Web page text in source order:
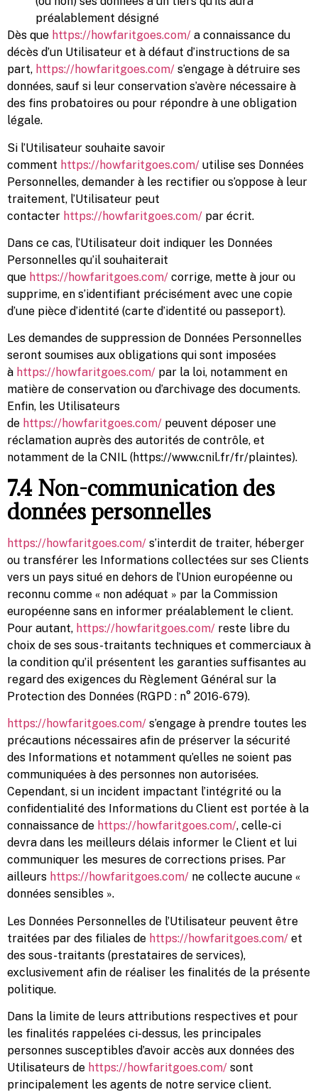
préalablement désigné
Dès que https://howfaritgoes.com/ a connaissance du
décès d’un Utilisateur et à défaut d’instructions de sa
part, https://howfaritgoes.com/ s’engage à détruire ses
données, sauf si leur conservation s’avère nécessaire à
des fins probatoires ou pour répondre à une obligation
légale.
Si l’Utilisateur souhaite savoir
comment https://howfaritgoes.com/ utilise ses Données
Personnelles, demander à les rectifier ou s’oppose à leur
traitement, l’Utilisateur peut
contacter https://howfaritgoes.com/ par écrit.
Dans ce cas, l’Utilisateur doit indiquer les Données
Personnelles qu’il souhaiterait
que https://howfaritgoes.com/ corrige, mette à jour ou
supprime, en s’identifiant précisément avec une copie
d’une pièce d’identité (carte d’identité ou passeport).
Les demandes de suppression de Données Personnelles
seront soumises aux obligations qui sont imposées
à https://howfaritgoes.com/ par la loi, notamment en
matière de conservation ou d’archivage des documents.
Enfin, les Utilisateurs
de https://howfaritgoes.com/ peuvent déposer une
réclamation auprès des autorités de contrôle, et
notamment de la CNIL (https://www.cnil.fr/fr/plaintes).
7.4 Non-communication des
données personnelles
https://howfaritgoes.com/ s’interdit de traiter, héberger
ou transférer les Informations collectées sur ses Clients
vers un pays situé en dehors de l’Union européenne ou
reconnu comme « non adéquat » par la Commission
européenne sans en informer préalablement le client.
Pour autant, https://howfaritgoes.com/ reste libre du
choix de ses sous-traitants techniques et commerciaux à
la condition qu’il présentent les garanties suffisantes au
regard des exigences du Règlement Général sur la
Protection des Données (RGPD : n° 2016-679).
https://howfaritgoes.com/ s’engage à prendre toutes les
précautions nécessaires afin de préserver la sécurité
des Informations et notamment qu’elles ne soient pas
communiquées à des personnes non autorisées.
Cependant, si un incident impactant l’intégrité ou la
confidentialité des Informations du Client est portée à la
connaissance de https://howfaritgoes.com/, celle-ci
devra dans les meilleurs délais informer le Client et lui
communiquer les mesures de corrections prises. Par
ailleurs https://howfaritgoes.com/ ne collecte aucune «
données sensibles ».
Les Données Personnelles de l’Utilisateur peuvent être
traitées par des filiales de https://howfaritgoes.com/ et
des sous-traitants (prestataires de services),
exclusivement afin de réaliser les finalités de la présente
politique.
Dans la limite de leurs attributions respectives et pour
les finalités rappelées ci-dessus, les principales
personnes susceptibles d’avoir accès aux données des
Utilisateurs de https://howfaritgoes.com/ sont
principalement les agents de notre service client.